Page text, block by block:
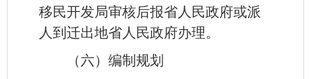
移民开发局审核后报省人民政府或派
人到迁出地省人民政府办理。
（六）编制规划